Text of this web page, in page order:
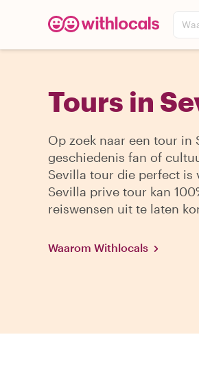
Tours in
Op zoek naar een tour in
geschiedenis fan of
Sevilla tour die perfect is
Sevilla prive tour kan
reiswensen uit te laten
Waarom Withlocals